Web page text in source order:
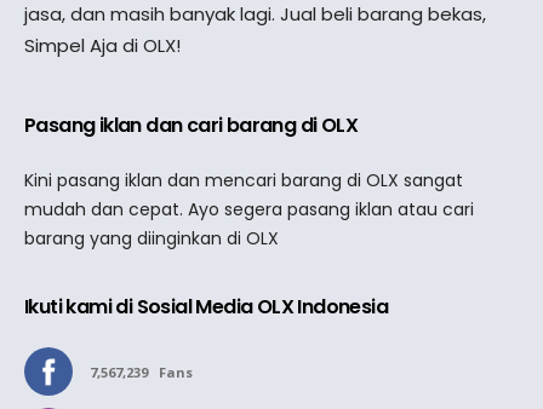
jasa, dan masih banyak lagi. Jual beli barang bekas,
Simpel Aja di OLX!
Pasang iklan dan cari barang di OLX
Kini pasang iklan dan mencari barang di OLX sangat
mudah dan cepat. Ayo segera pasang iklan atau cari
barang yang diinginkan di OLX
Ikuti kami di Sosial Media OLX Indonesia
7,567,239 Fans